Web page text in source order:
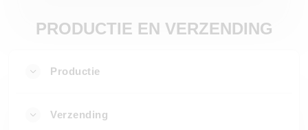
PRODUCTIE EN VERZENDING
Productie
Verzending